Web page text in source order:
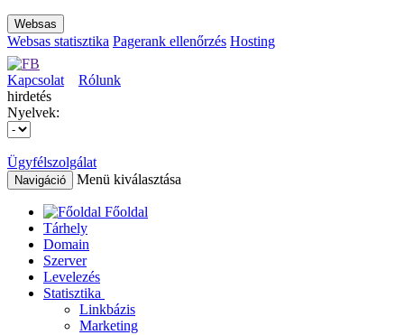
Websas
Websas statisztika Pagerank ellenőrzés Hosting
Kapcsolat
Rólunk
hirdetés
Nyelvek:
Ügyfélszolgálat
Navigáció Menü kiválasztása
Főoldal
Tárhely
Domain
Szerver
Levelezés
Statisztika
Linkbázis
Marketing